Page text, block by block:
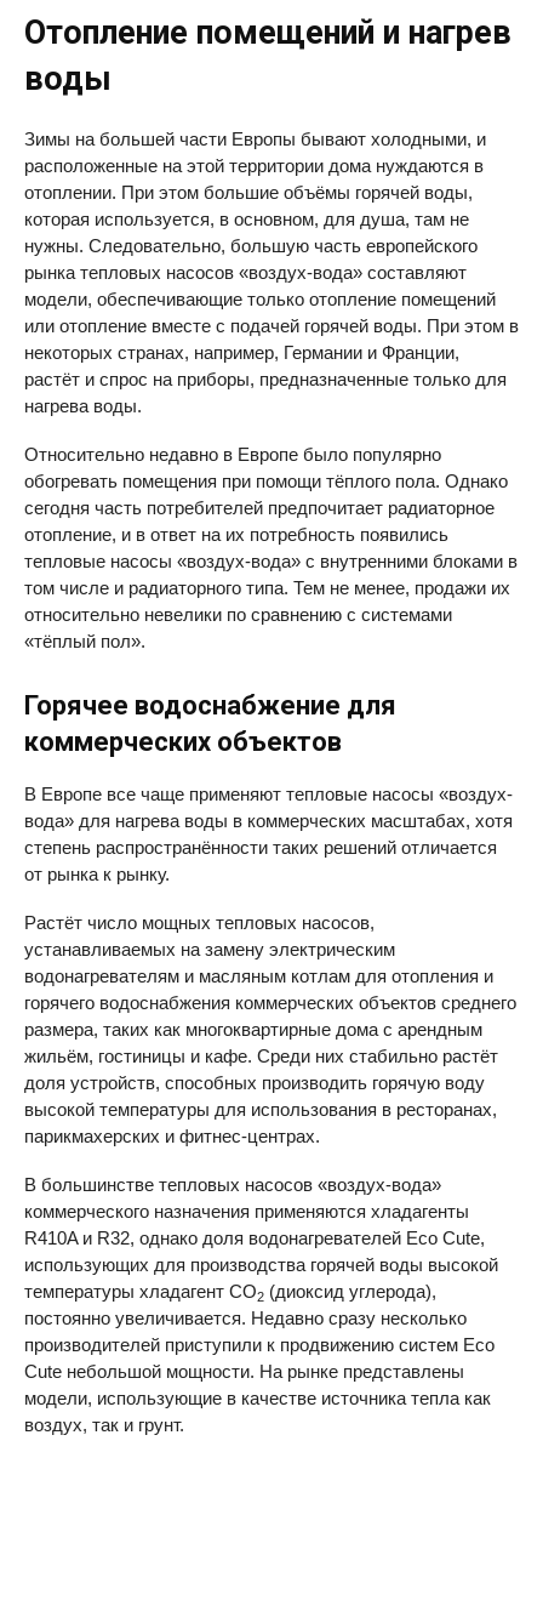
Отопление помещений и нагрев
воды
Зимы на большей части Европы бывают холодными, и
расположенные на этой территории дома нуждаются в
отоплении. При этом большие объёмы горячей воды,
которая используется, в основном, для душа, там не
нужны. Следовательно, большую часть европейского
рынка тепловых насосов «воздух-вода» составляют
модели, обеспечивающие только отопление помещений
или отопление вместе с подачей горячей воды. При этом в
некоторых странах, например, Германии и Франции,
растёт и спрос на приборы, предназначенные только для
нагрева воды.
Относительно недавно в Европе было популярно
обогревать помещения при помощи тёплого пола. Однако
сегодня часть потребителей предпочитает радиаторное
отопление, и в ответ на их потребность появились
тепловые насосы «воздух-вода» с внутренними блоками в
том числе и радиаторного типа. Тем не менее, продажи их
относительно невелики по сравнению с системами
«тёплый пол».
Горячее водоснабжение для
коммерческих объектов
В Европе все чаще применяют тепловые насосы «воздух-
вода» для нагрева воды в коммерческих масштабах, хотя
степень распространённости таких решений отличается
от рынка к рынку.
Растёт число мощных тепловых насосов,
устанавливаемых на замену электрическим
водонагревателям и масляным котлам для отопления и
горячего водоснабжения коммерческих объектов среднего
размера, таких как многоквартирные дома с арендным
жильём, гостиницы и кафе. Среди них стабильно растёт
доля устройств, способных производить горячую воду
высокой температуры для использования в ресторанах,
парикмахерских и фитнес-центрах.
В большинстве тепловых насосов «воздух-вода»
коммерческого назначения применяются хладагенты
R410A и R32, однако доля водонагревателей Eco Cute,
использующих для производства горячей воды высокой
температуры хладагент CO2 (диоксид углерода),
постоянно увеличивается. Недавно сразу несколько
производителей приступили к продвижению систем Eco
Cute небольшой мощности. На рынке представлены
модели, использующие в качестве источника тепла как
воздух, так и грунт.